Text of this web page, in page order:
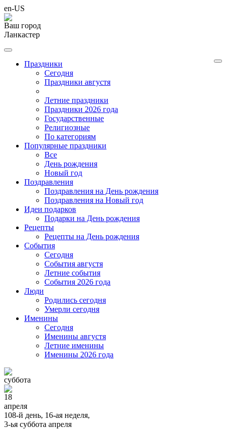
en-US
Ваш город
Ланкастер
Праздники
Cегодня
Праздники августя
Летние праздники
Праздники 2026 года
Государственные
Религиозные
По категориям
Популярные праздники
Все
День рождения
Новый год
Поздравления
Поздравления на День рождения
Поздравления на Новый год
Идеи подарков
Подарки на День рождения
Рецепты
Рецепты на День рождения
События
Cегодня
События августя
Летние события
События 2026 года
Люди
Родились сегодня
Умерли сегодня
Именины
Cегодня
Именины августя
Летние именины
Именины 2026 года
суббота
18
апреля
108-й день, 16-ая неделя,
3-ья суббота апреля